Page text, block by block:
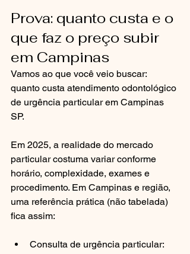
Prova: quanto custa e o
que faz o preço subir
em Campinas
Vamos ao que você veio buscar:
quanto custa atendimento odontológico
de urgência particular em Campinas
SP.
Em 2025, a realidade do mercado
particular costuma variar conforme
horário, complexidade, exames e
procedimento. Em Campinas e região,
uma referência prática (não tabelada)
fica assim:
Consulta de urgência particular: